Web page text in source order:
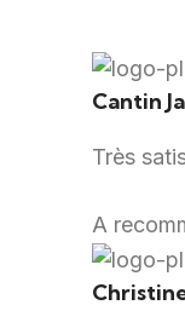
Cantin
Très
A